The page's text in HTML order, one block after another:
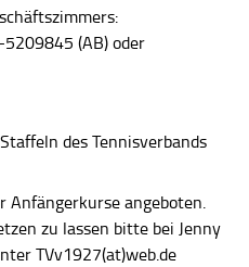
(AB) oder
des Tennisverbands
Anfängerkurse angeboten.
zu lassen bitte bei Jenny
TVv1927(at)web.de